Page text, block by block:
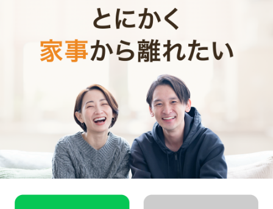
CaSyは、1時間2,790円(税込)からお使いいただけるカン
タン･便利･あんしんなお掃除代行･お料理代行サービスで
す。
シンプルでお財布に優しい料金体系